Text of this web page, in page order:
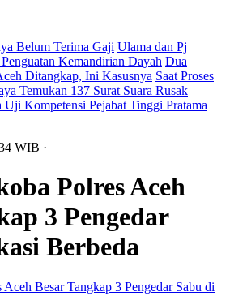
Belum Terima Gaji Ulama dan Pj
Kemandirian Dayah Dua
Ditangkap, Ini Kasusnya Saat Proses
Temukan 137 Surat Suara Rusak
Uji Kompetensi Pejabat Tinggi Pratama
WIB ·
Polres Aceh
3 Pengedar
Berbeda